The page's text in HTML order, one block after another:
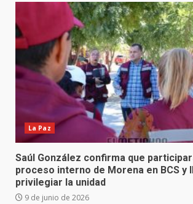
La Paz
Saúl González confirma que
proceso interno de Morena en BCS y
privilegiar la unidad
9 de junio de 2026